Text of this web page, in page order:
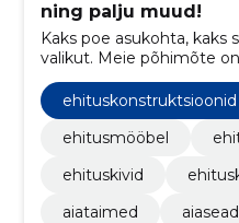
ning palju muud!
Kaks poe asukohta, kaks
valikut. Meie põhimõte
valdkondi, et tuua teieni
kvaliteetseid tooteid.
ehituskonstruktsioonid
ehitusmööbel
ehituskivid
aiataimed